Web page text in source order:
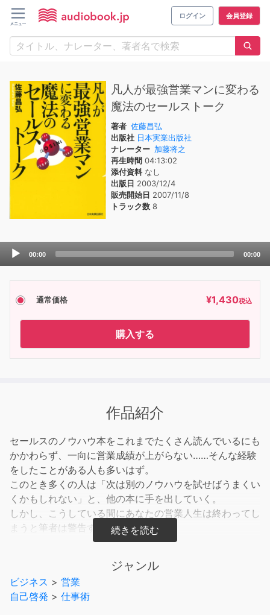
ログイン 会員登録
凡人が最強営業マンに変わる
魔法のセールストーク
著者 佐藤昌弘
出版社 日本実業出版社
ナレーター 加藤将之
再生時間 04:13:02
添付資料なし
出版日 2003/12/4
販売開始日 2007/11/8
トラック数 8
Audio
00:00 00:00
通常価格 ¥1,430税込
購入する
作品紹介
セールスのノウハウ本をこれまでたくさん読んでいるにも
かかわらず、一向に営業成績が上がらない……そんな経験
をしたことがある人も多いはず。
このとき多くの人は「次は別のノウハウを試せばうまくい
くかもしれない」と、他の本に手を出していく。
しかし、こうしている間にあなたの営業人生は終わってし
まうと筆者は警告する。
そこで筆者はまず、これまで誰もが目を向けなかった「な
「お客が欲しいといういうものを、売ってはいけない」と
ジャンル
ビジネス > 営業
自己啓発 > 仕事術